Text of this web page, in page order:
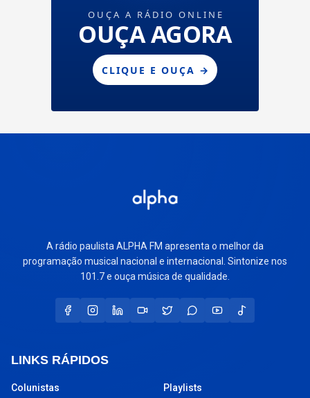
A rádio paulista ALPHA FM apresenta o melhor da
programação musical nacional e internacional. Sintonize nos
101.7 e ouça música de qualidade.
LINKS RÁPIDOS
Colunistas
Playlists